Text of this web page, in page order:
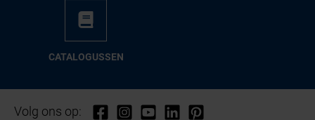
CA­TA­LO­GUS­SEN
Volg ons op: